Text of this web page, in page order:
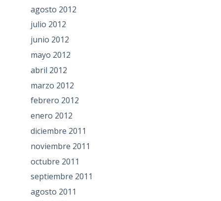
agosto 2012
julio 2012
junio 2012
mayo 2012
abril 2012
marzo 2012
febrero 2012
enero 2012
diciembre 2011
noviembre 2011
octubre 2011
septiembre 2011
agosto 2011